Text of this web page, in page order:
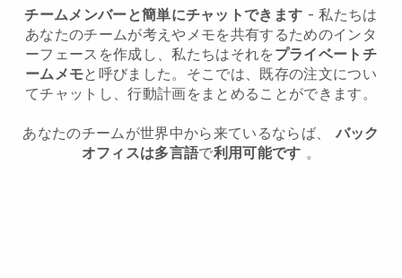
チームメンバーと簡単にチャットできます - 私たちは
あなたのチームが考えやメモを共有するためのインタ
ーフェースを作成し、私たちはそれを プライベートチ
ームメモと呼びました。そこでは、既存の注文につい
てチャットし、行動計画をまとめることができます。
あなたのチームが世界中から来ているならば、 バック
オフィスは多言語で利用可能です 。